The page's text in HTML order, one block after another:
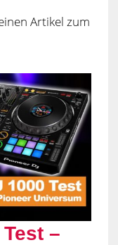
Artikel zum
–